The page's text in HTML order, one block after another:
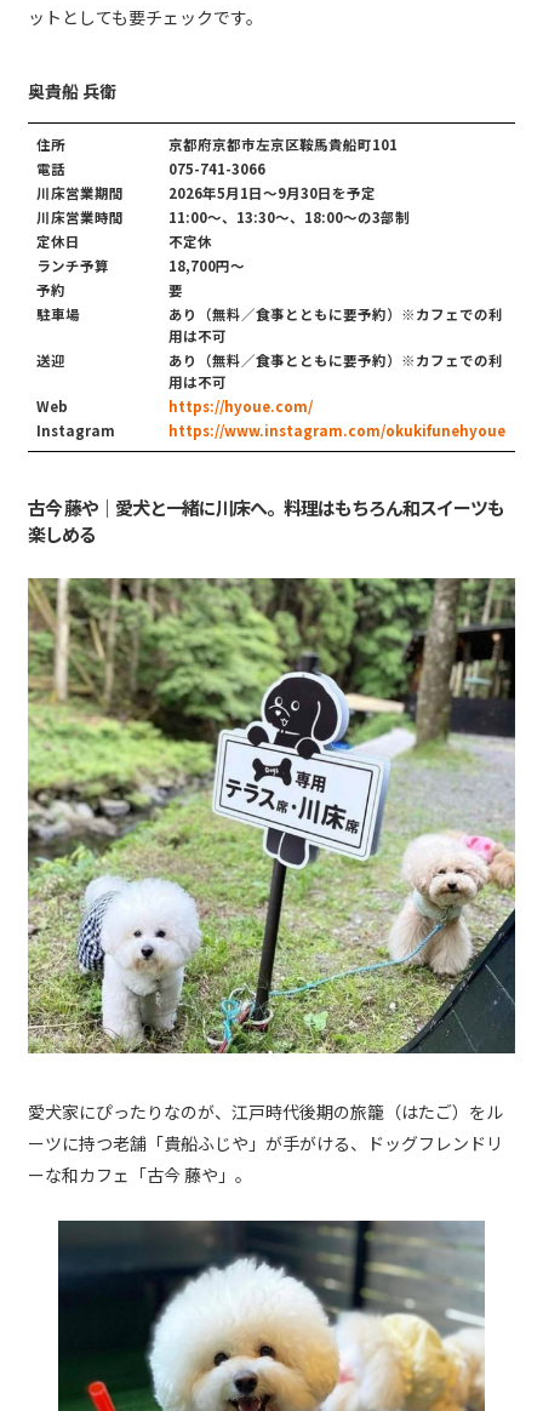
ットとしても要チェックです。
奥貴船 兵衛
住所
京都府京都市左京区鞍馬貴船町101
電話
075-741-3066
川床営業期間
2026年5月1日～9月30日を予定
川床営業時間
11:00～、13:30～、18:00～の3部制
定休日
不定休
ランチ予算
18,700円～
予約
要
駐車場
あり（無料／食事とともに要予約）※カフェでの利
用は不可
送迎
あり（無料／食事とともに要予約）※カフェでの利
用は不可
Web
https://hyoue.com/
Instagram
https://www.instagram.com/okukifunehyoue
古今 藤や｜愛犬と一緒に川床へ。料理はもちろん和スイーツも
楽しめる
愛犬家にぴったりなのが、江戸時代後期の旅籠（はたご）をル
ーツに持つ老舗「貴船ふじや」が手がける、ドッグフレンドリ
ーな和カフェ「古今 藤や」。